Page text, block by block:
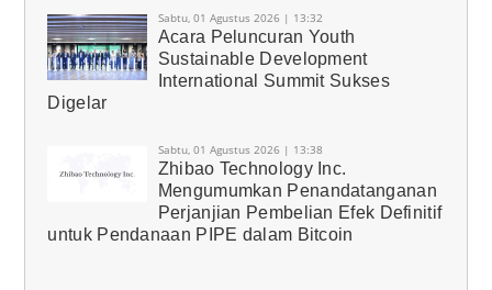
Sabtu, 01 Agustus 2026 | 13:32
Acara Peluncuran Youth
Sustainable Development
International Summit Sukses
Digelar
Sabtu, 01 Agustus 2026 | 13:38
Zhibao Technology Inc.
Mengumumkan Penandatanganan
Perjanjian Pembelian Efek Definitif
untuk Pendanaan PIPE dalam Bitcoin